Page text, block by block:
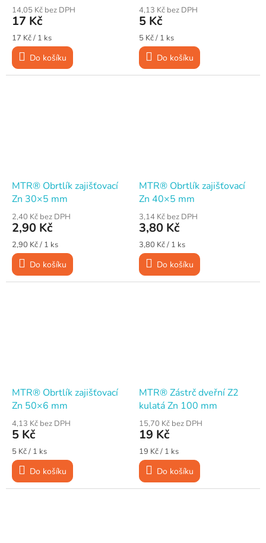
14,05 Kč bez DPH
17 Kč
Měrná
cena:
17 Kč / 1 ks
Do košíku
4,13 Kč bez DPH
5 Kč
Měrná
cena:
5 Kč / 1 ks
Do košíku
MTR® Obrtlík zajišťovací
Zn 30×5 mm
2,40 Kč bez DPH
2,90 Kč
Měrná
cena:
2,90 Kč / 1 ks
Do košíku
MTR® Obrtlík zajišťovací
Zn 40×5 mm
3,14 Kč bez DPH
3,80 Kč
Měrná
cena:
3,80 Kč / 1 ks
Do košíku
MTR® Obrtlík zajišťovací
Zn 50×6 mm
4,13 Kč bez DPH
5 Kč
Měrná
cena:
5 Kč / 1 ks
Do košíku
MTR® Zástrč dveřní Z2
kulatá Zn 100 mm
15,70 Kč bez DPH
19 Kč
Měrná
cena:
19 Kč / 1 ks
Do košíku